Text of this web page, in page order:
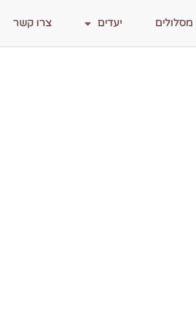
מסלולים יעדים צרו קשר